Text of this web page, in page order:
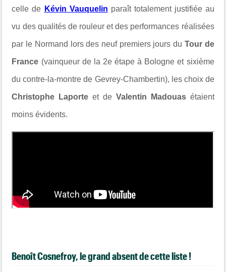
celle de Kévin Vauquelin paraît totalement justifiée au
vu des qualités de rouleur et des performances réalisées
par le Normand lors des neuf premiers jours du Tour de
France (vainqueur de la 2e étape à Bologne et sixième
du contre-la-montre de Gevrey-Chambertin), les choix de
Christophe Laporte et de Valentin Madouasétaient
moins évidents.
Benoît Cosnefroy, le grand absent de cette liste !